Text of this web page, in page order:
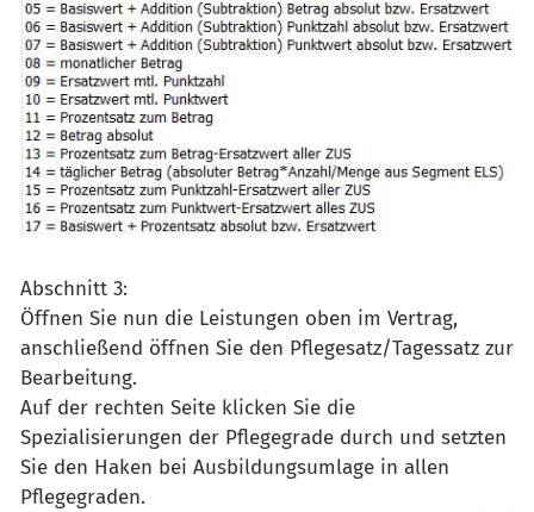
Abschnitt 3:
Öffnen Sie nun die Leistungen oben im Vertrag,
anschließend öffnen Sie den Pflegesatz/Tagessatz zur
Bearbeitung.
Auf der rechten Seite klicken Sie die
Spezialisierungen der Pflegegrade durch und setzten
Sie den Haken bei Ausbildungsumlage in allen
Pflegegraden.